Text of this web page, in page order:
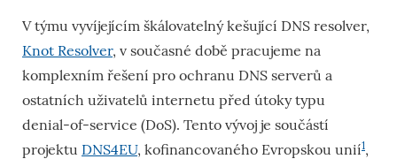
V týmu vyvíjejícím škálovatelný kešující DNS resolver,
Knot Resolver, v současné době pracujeme na
komplexním řešení pro ochranu DNS serverů a
ostatních uživatelů internetu před útoky typu
denial-of-service (DoS). Tento vývoj je součástí
projektu DNS4EU, kofinancovaného Evropskou unií1,